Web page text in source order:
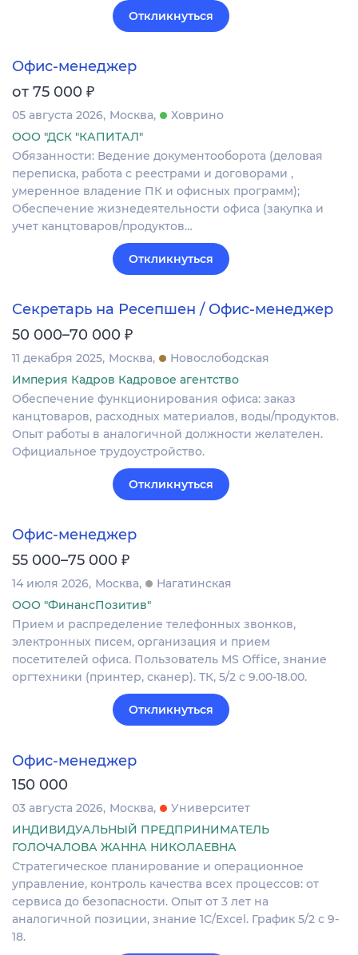
Откликнуться
Офис-менеджер
от 75 000 ₽
05 августа 2026 Москва
Ховрино
ООО "ДСК "КАПИТАЛ"
Обязанности: Ведение документооборота (деловая
переписка, работа с реестрами и договорами ,
умеренное владение ПК и офисных программ);
Обеспечение жизнедеятельности офиса (закупка и
учет канцтоваров/продуктов…
Откликнуться
Секретарь на Ресепшен / Офис-менеджер
50 000–70 000 ₽
11 декабря 2025 Москва
Новослободская
Империя Кадров Кадровое агентство
Обеспечение функционирования офиса: заказ
канцтоваров, расходных материалов, воды/продуктов.
Опыт работы в аналогичной должности желателен.
Официальное трудоустройство.
Откликнуться
Офис-менеджер
55 000–75 000 ₽
14 июля 2026 Москва
Нагатинская
ООО "ФинансПозитив"
Прием и распределение телефонных звонков,
электронных писем, организация и прием
посетителей офиса. Пользователь MS Office, знание
оргтехники (принтер, сканер). ТК, 5/2 с 9.00-18.00.
Откликнуться
Офис-менеджер
150 000
03 августа 2026 Москва
Университет
ИНДИВИДУАЛЬНЫЙ ПРЕДПРИНИМАТЕЛЬ
ГОЛОЧАЛОВА ЖАННА НИКОЛАЕВНА
Стратегическое планирование и операционное
управление, контроль качества всех процессов: от
сервиса до безопасности. Опыт от 3 лет на
аналогичной позиции, знание 1С/Excel. График 5/2 с 9-
18.